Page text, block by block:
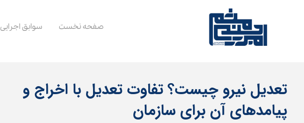
صفحه نخست سوابق اجرایی
تعدیل نیرو چیست؟ تفاوت تعدیل با اخراج و
پیامدهای آن برای سازمان